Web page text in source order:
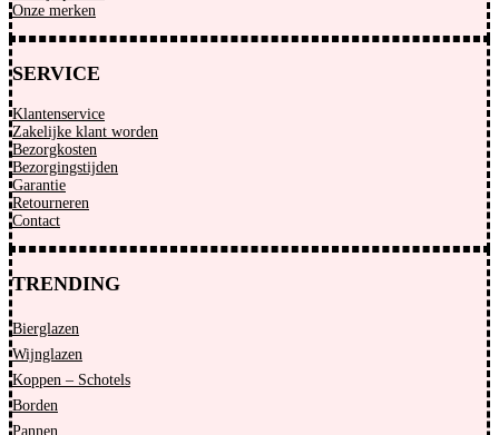
Onze merken
SERVICE
Klantenservice
Zakelijke klant worden
Bezorgkosten
Bezorgingstijden
Garantie
Retourneren
Contact
TRENDING
Bierglazen
Wijnglazen
Koppen – Schotels
Borden
Pannen